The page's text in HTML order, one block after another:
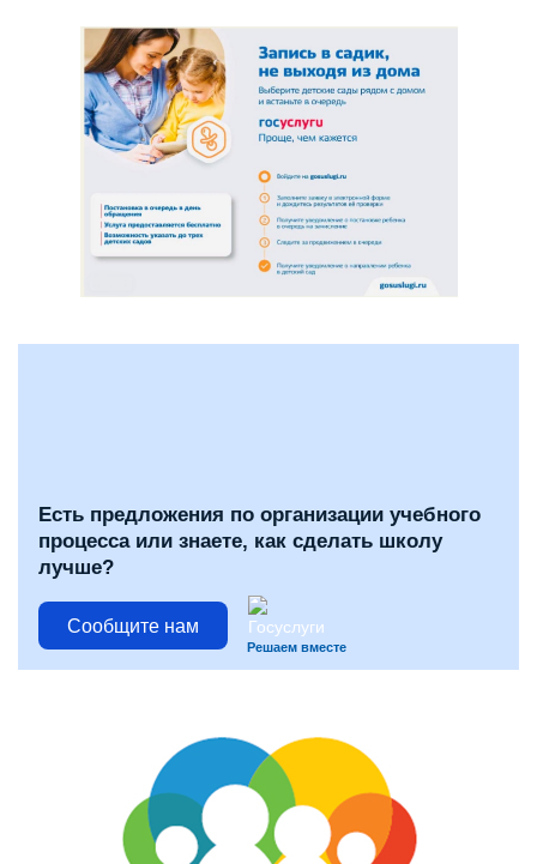
Есть предложения по организации учебного
процесса или знаете, как сделать школу
лучше?
Сообщите нам
Решаем вместе